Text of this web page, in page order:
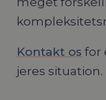
Kontakt os for
jeres situation.